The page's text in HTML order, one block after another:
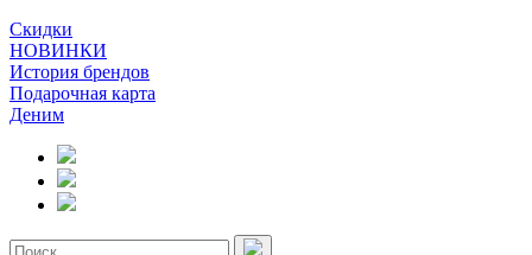
Скидки
НОВИНКИ
История брендов
Подарочная карта
Деним